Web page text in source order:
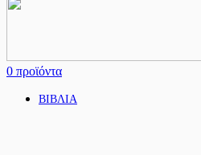
0 προϊόντα
ΒΙΒΛΙΑ